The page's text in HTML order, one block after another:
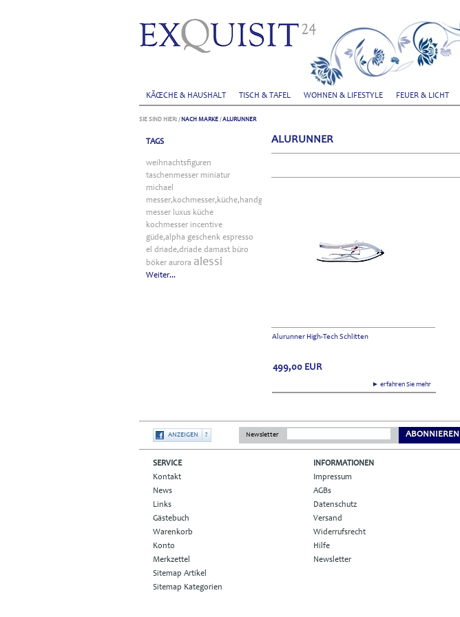
KÃŒCHE & HAUSHALT TISCH & TAFEL WOHNEN & LIFESTYLE FEUER & LICHT
SIE SIND HIER: / NACH MARKE /ALURUNNER
TAGS
weihnachtsfiguren
taschenmesser miniatur
michael
messer,kochmesser,küche,handgefertigt
messer luxus küche
kochmesser incentive
güde,alpha geschenk espresso
el driade,driade damast büro
böker aurora alessi
Weiter...
ALURUNNER
Alurunner High-Tech Schlitten
► erfahren Sie mehr
499,00 EUR
ANZEIGEN ? Newsletter ABONNIEREN
SERVICE
Kontakt
News
Links
Gästebuch
Warenkorb
Konto
Merkzettel
Sitemap Artikel
Sitemap Kategorien
INFORMATIONEN
Impressum
AGBs
Datenschutz
Versand
Widerrufsrecht
Hilfe
Newsletter